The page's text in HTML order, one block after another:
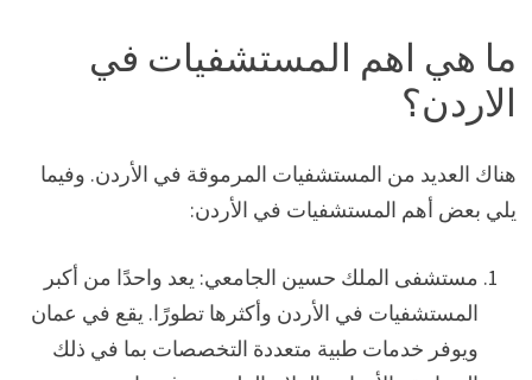
ما هي اهم المستشفيات في
الاردن؟
هناك العديد من المستشفيات المرموقة في الأردن. وفيما
يلي بعض أهم المستشفيات في الأردن:
مستشفى الملك حسين الجامعي: يعد واحدًا من أكبر
المستشفيات في الأردن وأكثرها تطورًا. يقع في عمان
ويوفر خدمات طبية متعددة التخصصات بما في ذلك